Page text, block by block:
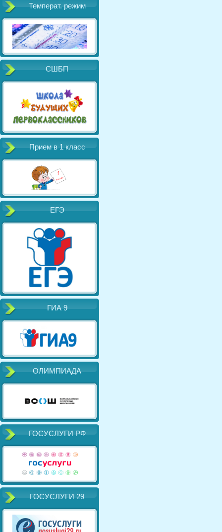
Температ. режим
СШБП
Прием в 1 класс
ЕГЭ
ГИА 9
ОЛИМПИАДА
ГОСУСЛУГИ РФ
ГОСУСЛУГИ 29